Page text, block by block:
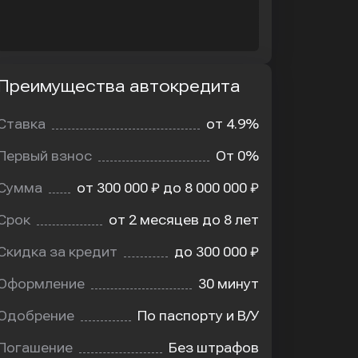
автокредита
от 4.9%
взнос От 0%
от 300 000 ₽ до 8 000 000 ₽
от 2 месяцев до 8 лет
за кредит до 300 000 ₽
30 минут
По паспорту и В/У
Без штрафов